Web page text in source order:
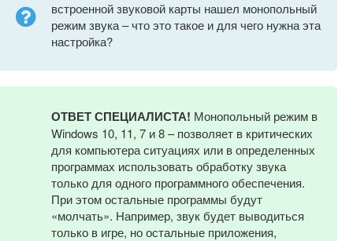
встроенной звуковой карты нашел монопольный
режим звука – что это такое и для чего нужна эта
настройка?
ОТВЕТ СПЕЦИАЛИСТА! Монопольный режим в
Windows 10, 11, 7 и 8 – позволяет в критических
для компьютера ситуациях или в определенных
программах использовать обработку звука
только для одного программного обеспечения.
При этом остальные программы будут
«молчать». Например, звук будет выводиться
только в игре, но остальные приложения,